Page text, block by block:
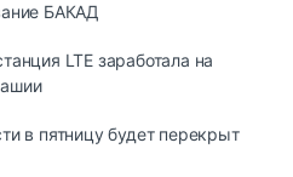
БАКАД
LTE заработала на
в пятницу будет перекрыт